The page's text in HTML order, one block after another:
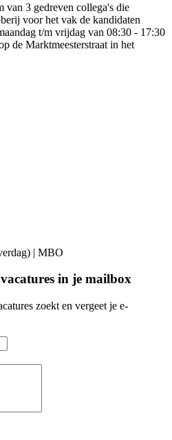
van 3 gedreven collega's die
voor het vak de kandidaten
t/m vrijdag van 08:30 - 17:30
de Marktmeesterstraat in het
| MBO
in je mailbox
zoekt en vergeet je e-